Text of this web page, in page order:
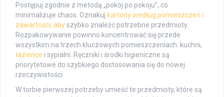
Postępuj zgodnie z metodą „pokój po pokoju”, co
minimalizuje chaos. Oznakuj kartony według pomieszczeń i
zawartości, abyszybko znaleźć potrzebne przedmioty.
Rozpakowywanie powinno koncentrować się przede
wszystkim na trzech kluczowych pomieszczeniach: kuchni,
łazience i sypialni. Ręczniki i środki higieniczne są
priorytetowe do szybkiego dostosowania się do nowej
rzeczywistości.
W torbie pierwszej potrzeby umieść te przedmioty, które są